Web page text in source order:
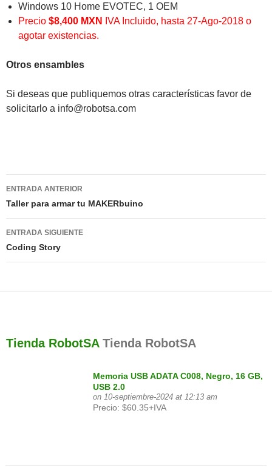
Windows 10 Home EVOTEC, 1 OEM
Precio $8,400 MXN
IVA Incluido, hasta 27-Ago-2018 o
agotar existencias.
Otros ensambles
Si deseas que publiquemos otras características favor de
solicitarlo a info@robotsa.com
Navegación
de
entradas
ENTRADA ANTERIOR
Taller para armar tu MAKERbuino
ENTRADA SIGUIENTE
Coding Story
Tienda RobotSA Tienda RobotSA
Memoria USB ADATA C008, Negro, 16 GB,
USB 2.0
on 10-septiembre-2024 at 12:13 am
Precio: $60.35+IVA